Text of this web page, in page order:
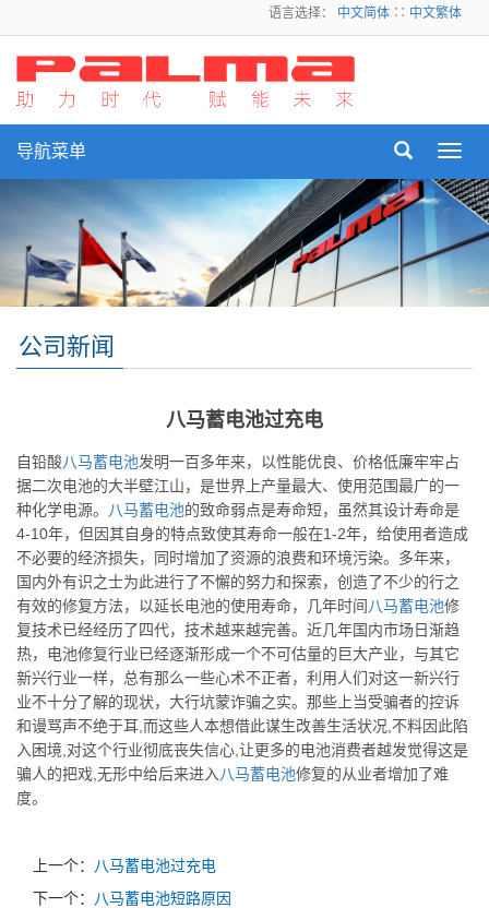
语言选择： 中文简体 ∷ 中文繁体
导航菜单
公司新闻
八马蓄电池过充电
自铅酸八马蓄电池发明一百多年来，以性能优良、价格低廉牢牢占
据二次电池的大半壁江山，是世界上产量最大、使用范围最广的一
种化学电源。 八马蓄电池的致命弱点是寿命短，虽然其设计寿命是
4-10年，但因其自身的特点致使其寿命一般在1-2年，给使用者造成
不必要的经济损失，同时增加了资源的浪费和环境污染。多年来，
国内外有识之士为此进行了不懈的努力和探索，创造了不少的行之
有效的修复方法，以延长电池的使用寿命，几年时间八马蓄电池修
复技术已经经历了四代，技术越来越完善。近几年国内市场日渐趋
热，电池修复行业已经逐渐形成一个不可估量的巨大产业，与其它
新兴行业一样，总有那么一些心术不正者，利用人们对这一新兴行
业不十分了解的现状，大行坑蒙诈骗之实。那些上当受骗者的控诉
和谩骂声不绝于耳,而这些人本想借此谋生改善生活状况,不料因此陷
入困境,对这个行业彻底丧失信心,让更多的电池消费者越发觉得这是
骗人的把戏,无形中给后来进入八马蓄电池修复的从业者增加了难
度。
上一个： 八马蓄电池过充电
下一个： 八马蓄电池短路原因